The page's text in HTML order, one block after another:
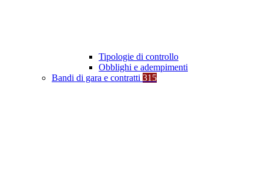
Tipologie di controllo
Obblighi e adempimenti
Bandi di gara e contratti 315